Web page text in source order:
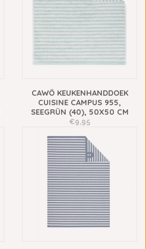
CAWÖ KEUKENHANDDOEK
CUISINE CAMPUS 955,
SEEGRÜN (40), 50X50 CM
€9,95